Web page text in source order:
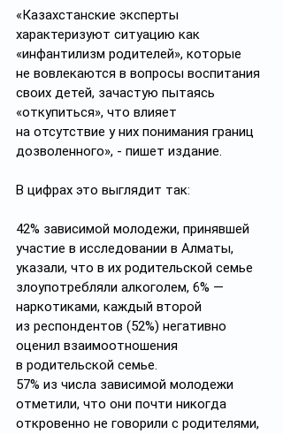
«Казахстанские эксперты
характеризуют ситуацию как
«инфантилизм родителей», которые
не вовлекаются в вопросы воспитания
своих детей, зачастую пытаясь
«откупиться», что влияет
на отсутствие у них понимания границ
дозволенного», - пишет издание.
В цифрах это выглядит так:
42% зависимой молодежи, принявшей
участие в исследовании в Алматы,
указали, что в их родительской семье
злоупотребляли алкоголем, 6% —
наркотиками, каждый второй
из респондентов (52%) негативно
оценил взаимоотношения
в родительской семье.
57% из числа зависимой молодежи
отметили, что они почти никогда
откровенно не говорили с родителями,